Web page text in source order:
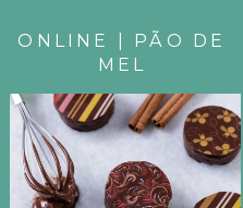
I
L
H
ONLINE | PÃO DE
MEL